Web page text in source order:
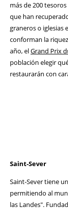
más de 200
que han
graneros o iglesias
conforman la
año, elGrand Prix
población elegir
restaurarán con
Saint-Sever
Saint-Sever tiene
permitiendo al
las Landes".